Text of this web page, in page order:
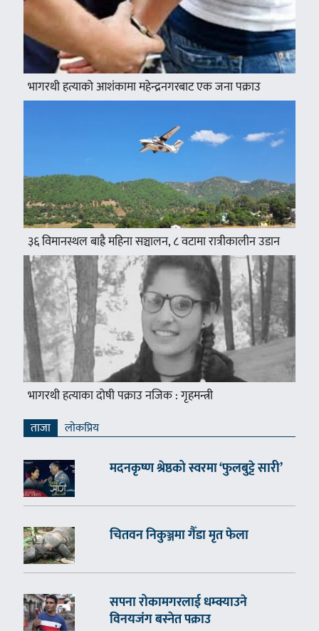
भागरथी हत्याको आशंकामा महेन्द्रनगरबाट एक जना पक्राउ
३६ विमानस्थल बाह्रै महिना सञ्चालन, ८ वटामा रात्रीकालीन उडान
भागरथी हत्याका दोषी पक्राउ नजिक : गृहमन्त्री
ताजा लाेकप्रिय
मदनकृष्ण श्रेष्ठको स्वरमा ‘फुलबुट्टे सारी’
चितवन निकुञ्जमा गैँडा मृत फेला
सपना रोकामगरलाई धम्क्याउने
विनयजंग बस्नेत पक्राउ